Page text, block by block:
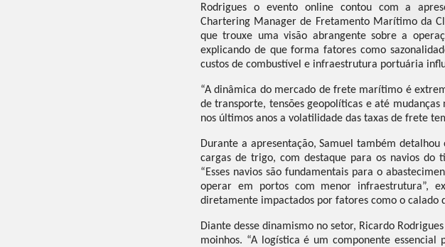
Rodrigues o evento online contou com a
Chartering Manager de Fretamento Marítimo da
que trouxe uma visão abrangente sobre a
explicando de que forma fatores como
custos de combustível e infraestrutura portuária
“A dinâmica do mercado de frete marítimo é
de transporte, tensões geopolíticas e até
nos últimos anos a volatilidade das taxas de frete
Durante a apresentação, Samuel também
cargas de trigo, com destaque para os navios
“Esses navios são fundamentais para o
operar em portos com menor infraestrutura”,
diretamente impactados por fatores como o calado
Diante desse dinamismo no setor, Ricardo
moinhos. “A logística é um componente